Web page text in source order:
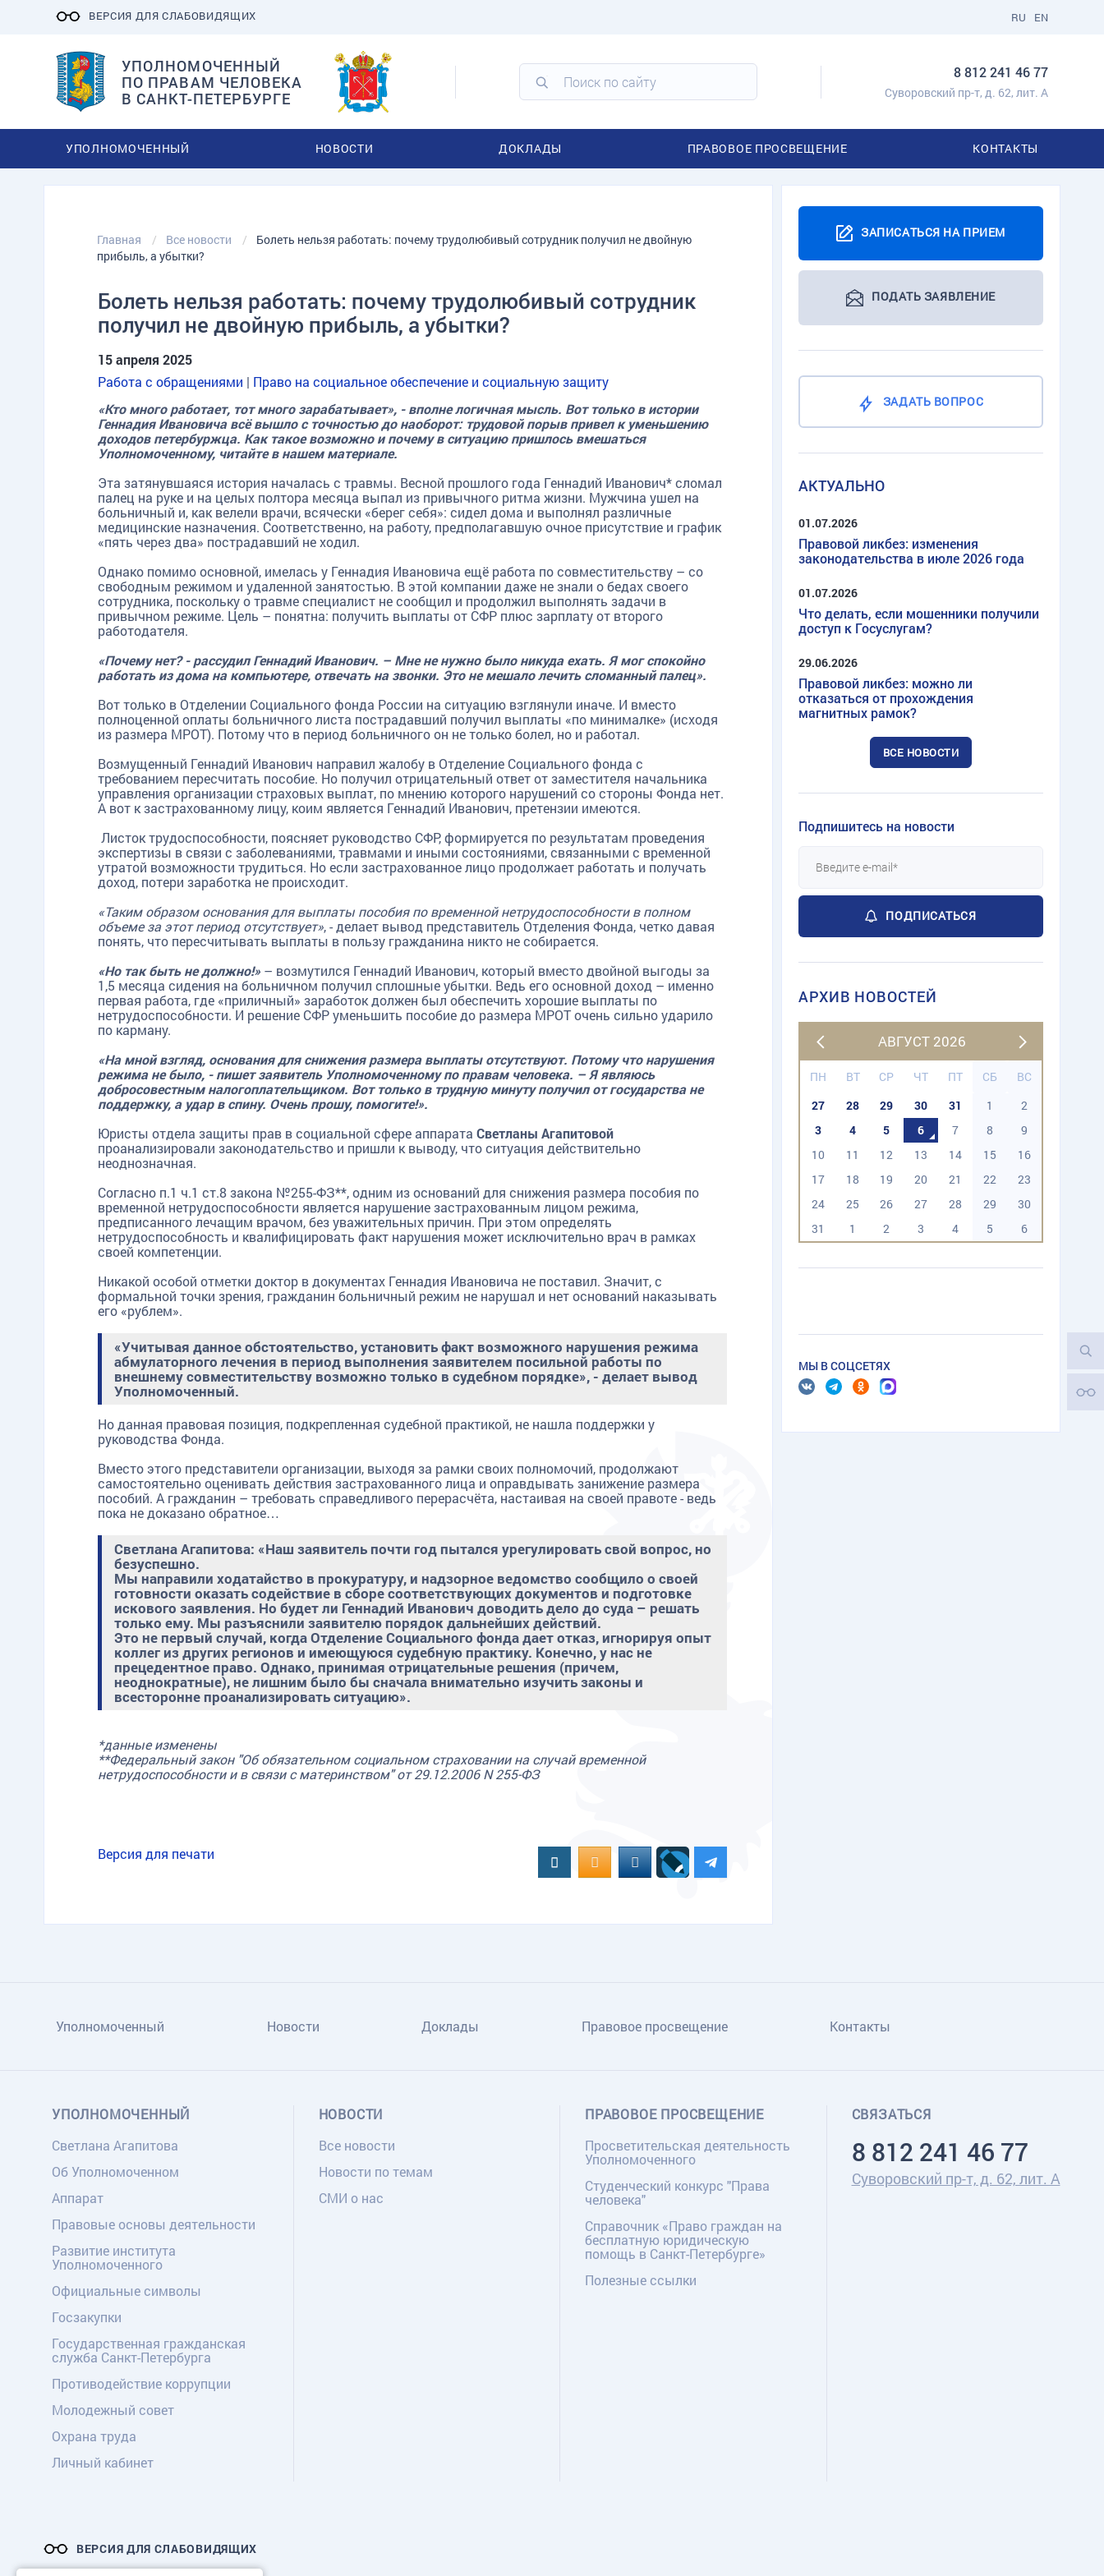
ВЕРСИЯ ДЛЯ СЛАБОВИДЯЩИХ EN
RU
УПОЛНОМОЧЕННЫЙ
ПО ПРАВАМ ЧЕЛОВЕКА
В САНКТ-ПЕТЕРБУРГЕ
8 812 241 46 77
Суворовский пр-т, д. 62, лит. А
УПОЛНОМОЧЕННЫЙ НОВОСТИ ДОКЛАДЫ ПРАВОВОЕ ПРОСВЕЩЕНИЕ КОНТАКТЫ
Главная Все новости
Болеть нельзя работать: почему трудолюбивый сотрудник получил не двойную
прибыль, а убытки?
Болеть нельзя работать: почему трудолюбивый сотрудник
получил не двойную прибыль, а убытки?
15 апреля 2025
Работа с обращениями | Право на социальное обеспечение и социальную защиту
«Кто много работает, тот много зарабатывает», - вполне логичная мысль. Вот только в истории
Геннадия Ивановича всё вышло с точностью до наоборот: трудовой порыв привел к уменьшению
доходов петербуржца. Как такое возможно и почему в ситуацию пришлось вмешаться
Уполномоченному, читайте в нашем материале.
Эта затянувшаяся история началась с травмы. Весной прошлого года Геннадий Иванович* сломал
палец на руке и на целых полтора месяца выпал из привычного ритма жизни. Мужчина ушел на
больничный и, как велели врачи, всячески «берег себя»: сидел дома и выполнял различные
медицинские назначения. Соответственно, на работу, предполагавшую очное присутствие и график
«пять через два» пострадавший не ходил.
Однако помимо основной, имелась у Геннадия Ивановича ещё работа по совместительству – со
свободным режимом и удаленной занятостью. В этой компании даже не знали о бедах своего
сотрудника, поскольку о травме специалист не сообщил и продолжил выполнять задачи в
привычном режиме. Цель – понятна: получить выплаты от СФР плюс зарплату от второго
работодателя.
«Почему нет? - рассудил Геннадий Иванович. – Мне не нужно было никуда ехать. Я мог спокойно
работать из дома на компьютере, отвечать на звонки. Это не мешало лечить сломанный палец».
Вот только в Отделении Социального фонда России на ситуацию взглянули иначе. И вместо
полноценной оплаты больничного листа пострадавший получил выплаты «по минималке» (исходя
из размера МРОТ). Потому что в период больничного он не только болел, но и работал.
Возмущенный Геннадий Иванович направил жалобу в Отделение Социального фонда с
требованием пересчитать пособие. Но получил отрицательный ответ от заместителя начальника
управления организации страховых выплат, по мнению которого нарушений со стороны Фонда нет.
А вот к застрахованному лицу, коим является Геннадий Иванович, претензии имеются.
Листок трудоспособности, поясняет руководство СФР, формируется по результатам проведения
экспертизы в связи с заболеваниями, травмами и иными состояниями, связанными с временной
утратой возможности трудиться. Но если застрахованное лицо продолжает работать и получать
доход, потери заработка не происходит.
«Таким образом основания для выплаты пособия по временной нетрудоспособности в полном
объеме за этот период отсутствует», - делает вывод представитель Отделения Фонда, четко давая
понять, что пересчитывать выплаты в пользу гражданина никто не собирается.
«Но так быть не должно!» – возмутился Геннадий Иванович, который вместо двойной выгоды за
1,5 месяца сидения на больничном получил сплошные убытки. Ведь его основной доход – именно
первая работа, где «приличный» заработок должен был обеспечить хорошие выплаты по
нетрудоспособности. И решение СФР уменьшить пособие до размера МРОТ очень сильно ударило
по карману.
«На мной взгляд, основания для снижения размера выплаты отсутствуют. Потому что нарушения
режима не было, - пишет заявитель Уполномоченному по правам человека. – Я являюсь
добросовестным налогоплательщиком. Вот только в трудную минуту получил от государства не
поддержку, а удар в спину. Очень прошу, помогите!».
Юристы отдела защиты прав в социальной сфере аппарата Светланы Агапитовой
проанализировали законодательство и пришли к выводу, что ситуация действительно
неоднозначная.
Согласно п.1 ч.1 ст.8 закона №255-ФЗ**, одним из оснований для снижения размера пособия по
временной нетрудоспособности является нарушение застрахованным лицом режима,
предписанного лечащим врачом, без уважительных причин. При этом определять
нетрудоспособность и квалифицировать факт нарушения может исключительно врач в рамках
своей компетенции.
Никакой особой отметки доктор в документах Геннадия Ивановича не поставил. Значит, с
формальной точки зрения, гражданин больничный режим не нарушал и нет оснований наказывать
его «рублем».
«Учитывая данное обстоятельство, установить факт возможного нарушения режима
абмулаторного лечения в период выполнения заявителем посильной работы по
внешнему совместительству возможно только в судебном порядке», - делает вывод
Уполномоченный.
Но данная правовая позиция, подкрепленная судебной практикой, не нашла поддержки у
руководства Фонда.
Вместо этого представители организации, выходя за рамки своих полномочий, продолжают
самостоятельно оценивать действия застрахованного лица и оправдывать занижение размера
пособий. А гражданин – требовать справедливого перерасчёта, настаивая на своей правоте - ведь
пока не доказано обратное…
Светлана Агапитова: «Наш заявитель почти год пытался урегулировать свой вопрос, но
безуспешно.
Мы направили ходатайство в прокуратуру, и надзорное ведомство сообщило о своей
готовности оказать содействие в сборе соответствующих документов и подготовке
искового заявления. Но будет ли Геннадий Иванович доводить дело до суда – решать
только ему. Мы разъяснили заявителю порядок дальнейших действий.
Это не первый случай, когда Отделение Социального фонда дает отказ, игнорируя опыт
коллег из других регионов и имеющуюся судебную практику. Конечно, у нас не
прецедентное право. Однако, принимая отрицательные решения (причем,
неоднократные), не лишним было бы сначала внимательно изучить законы и
всесторонне проанализировать ситуацию».
*данные изменены
**Федеральный закон "Об обязательном социальном страховании на случай временной
нетрудоспособности и в связи с материнством" от 29.12.2006 N 255-ФЗ
Версия для печати ВконтактеOK.RUMAIL.RU
ЗАПИСАТЬСЯ НА ПРИЕМ
ПОДАТЬ ЗАЯВЛЕНИЕ
ЗАДАТЬ ВОПРОС
АКТУАЛЬНО
01.07.2026
Правовой ликбез: изменения
законодательства в июле 2026 года
01.07.2026
Что делать, если мошенники получили
доступ к Госуслугам?
29.06.2026
Правовой ликбез: можно ли
отказаться от прохождения
магнитных рамок?
ВСЕ НОВОСТИ
Подпишитесь на новости
ПОДПИСАТЬСЯ
АРХИВ НОВОСТЕЙ
АВГУСТ 2026
ПН ВТ СР ЧТ ПТ СБ
ВС
27
28 29 30 31 1
2
3
4 5 6 7 8
9
10
11 12 13 14 15
16
17
18 19 20 21 22
23
24
25 26 27 28 29
30
31
1 2 3 4 5 6
МЫ В СОЦСЕТЯХ
Уполномоченный Новости Доклады Правовое просвещение Контакты
СВЯЗАТЬСЯ
8 812 241 46 77
Суворовский пр-т, д. 62, лит. А
УПОЛНОМОЧЕННЫЙ
Светлана Агапитова
Об Уполномоченном
Аппарат
Правовые основы деятельности
Развитие института
Уполномоченного
Официальные символы
Госзакупки
Государственная гражданская
служба Санкт-Петербурга
Противодействие коррупции
Молодежный совет
Охрана труда
Личный кабинет
НОВОСТИ
Все новости
Новости по темам
СМИ о нас
ПРАВОВОЕ ПРОСВЕЩЕНИЕ
Просветительская деятельность
Уполномоченного
Студенческий конкурс "Права
человека"
Справочник «Право граждан на
бесплатную юридическую
помощь в Санкт-Петербурге»
Полезные ссылки
ВЕРСИЯ ДЛЯ СЛАБОВИДЯЩИХ